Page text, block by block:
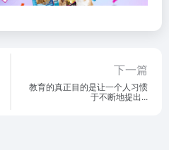
下一篇
教育的真正目的是让一个人习惯
于不断地提出...